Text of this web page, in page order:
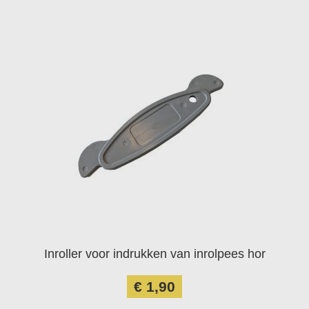
Inroller voor indrukken van inrolpees hor
€ 1,90